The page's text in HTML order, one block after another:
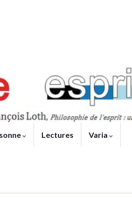
Lectures Varia